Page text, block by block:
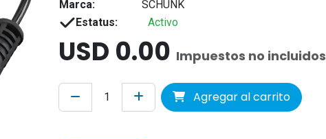
Marca:
SCHUNK
Estatus:
Activo
USD 0.00 Impuestos no incluidos
Agregar al carrito